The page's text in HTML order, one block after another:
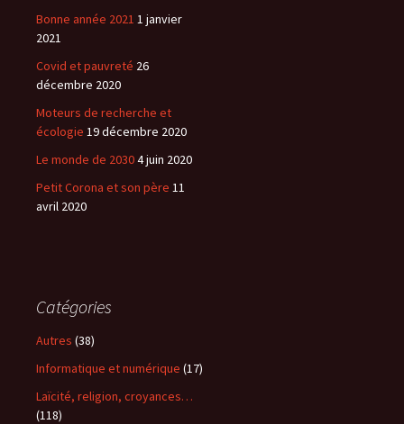
Bonne année 2021 1 janvier
2021
Covid et pauvreté 26
décembre 2020
Moteurs de recherche et
écologie 19 décembre 2020
Le monde de 20304 juin 2020
Petit Corona et son père 11
avril 2020
Catégories
Autres (38)
Informatique et numérique (17)
Laïcité, religion, croyances…
(118)